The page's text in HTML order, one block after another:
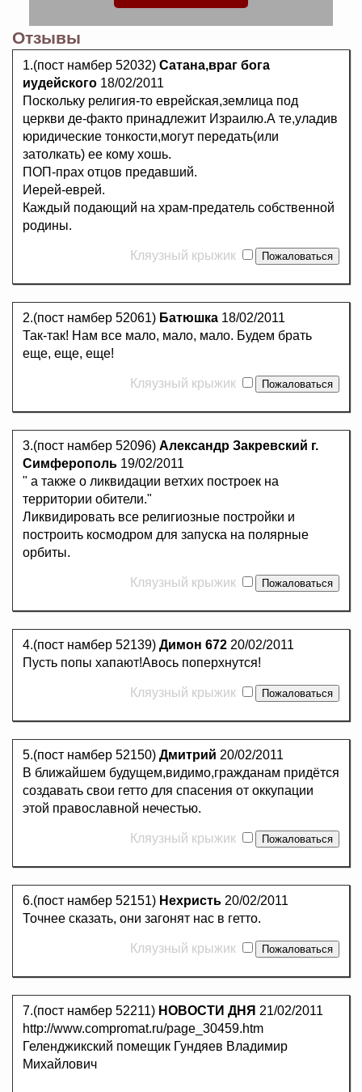
Отзывы
1.(пост намбер 52032) Сатана,враг бога
иудейского 18/02/2011
Поскольку религия-то еврейская,землица под
церкви де-факто принадлежит Израилю.А те,уладив
юридические тонкости,могут передать(или
затолкать) ее кому хошь.
ПОП-прах отцов предавший.
Иерей-еврей.
Каждый подающий на храм-предатель собственной
родины.
Кляузный крыжик
2.(пост намбер 52061) Батюшка 18/02/2011
Так-так! Нам все мало, мало, мало. Будем брать
еще, еще, еще!
Кляузный крыжик
3.(пост намбер 52096) Александр Закревский г.
Симферополь 19/02/2011
" а также о ликвидации ветхих построек на
территории обители."
Ликвидировать все религиозные постройки и
построить космодром для запуска на полярные
орбиты.
Кляузный крыжик
4.(пост намбер 52139) Димон 672 20/02/2011
Пусть попы хапают!Авось поперхнутся!
Кляузный крыжик
5.(пост намбер 52150) Дмитрий 20/02/2011
В ближайшем будущем,видимо,гражданам придётся
создавать свои гетто для спасения от оккупации
этой православной нечестью.
Кляузный крыжик
6.(пост намбер 52151) Нехристь 20/02/2011
Точнее сказать, они загонят нас в гетто.
Кляузный крыжик
7.(пост намбер 52211) НОВОСТИ ДНЯ 21/02/2011
http://www.compromat.ru/page_30459.htm
Геленджикский помещик Гундяев Владимир
Михайлович